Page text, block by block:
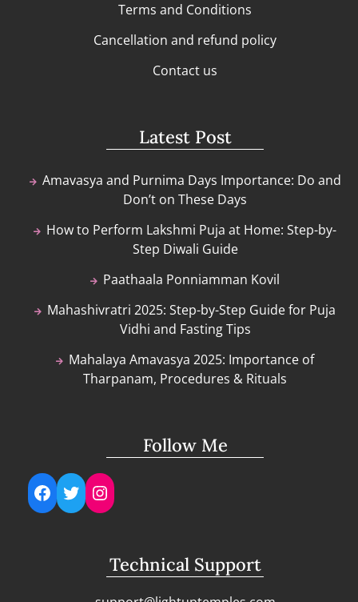
Terms and Conditions
Cancellation and refund policy
Contact us
Latest Post
Amavasya and Purnima Days Importance: Do and
Don’t on These Days
How to Perform Lakshmi Puja at Home: Step-by-
Step Diwali Guide
Paathaala Ponniamman Kovil
Mahashivratri 2025: Step-by-Step Guide for Puja
Vidhi and Fasting Tips
Mahalaya Amavasya 2025: Importance of
Tharpanam, Procedures & Rituals
Follow Me
Facebook
TwitterInstagram
Technical Support